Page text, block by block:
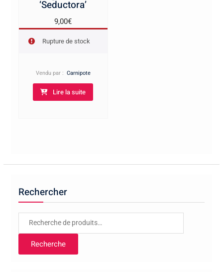
‘Seductora’
9,00€
Rupture de stock
Vendu par : Carnipote
Lire la suite
Rechercher
Recherche
Recherche